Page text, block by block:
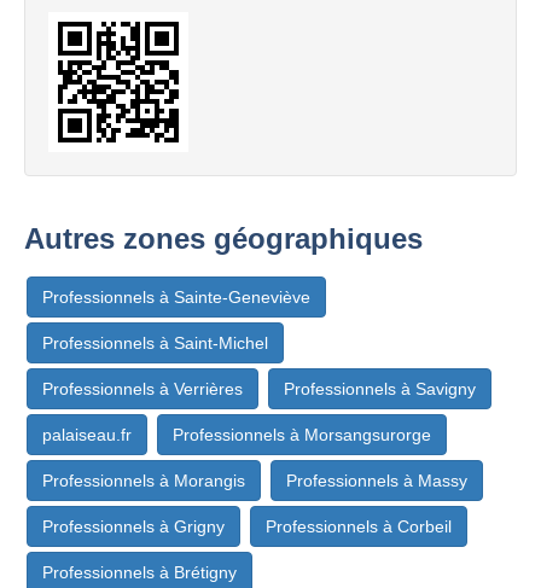
Autres zones géographiques
Professionnels à Sainte-Geneviève
Professionnels à Saint-Michel
Professionnels à Verrières Professionnels à Savigny
palaiseau.fr Professionnels à Morsangsurorge
Professionnels à Morangis Professionnels à Massy
Professionnels à Grigny Professionnels à Corbeil
Professionnels à Brétigny